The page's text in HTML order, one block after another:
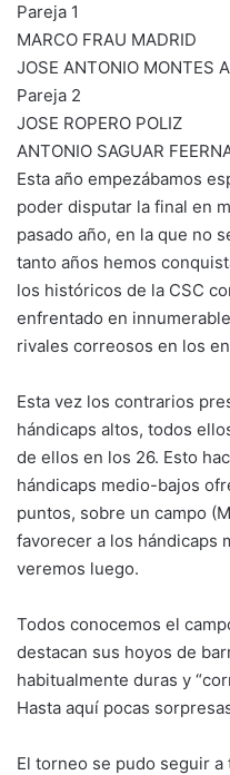
Pareja 1
MARCO FRAU MADRID
JOSE ANTONIO MONTES
Pareja 2
JOSE ROPERO POLIZ
ANTONIO SAGUAR
Esta año empezábamos
poder disputar la final en
pasado año, en la que no
tanto años hemos
los históricos de la CSC
enfrentado en
rivales correosos en los
Esta vez los contrarios
hándicaps altos, todos
de ellos en los 26. Esto
hándicaps medio-bajos
puntos, sobre un campo
favorecer a los hándicaps
veremos luego.
Todos conocemos el
destacan sus hoyos de
habitualmente duras y
Hasta aquí pocas
El torneo se pudo seguir